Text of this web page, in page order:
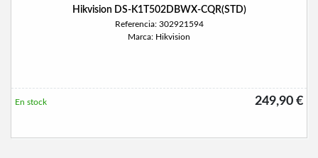
Hikvision DS-K1T502DBWX-CQR(STD)
Referencia: 302921594
Marca: Hikvision
249,90 €
En stock